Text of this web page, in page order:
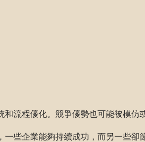
流程優化。競爭優勢也可能被模仿
些企業能夠持續成功，而另一些